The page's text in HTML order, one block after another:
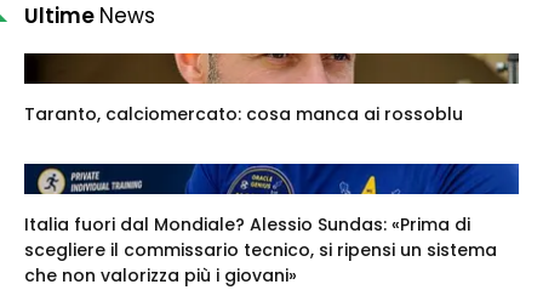
Ultime News
Taranto, calciomercato: cosa manca ai rossoblu
Italia fuori dal Mondiale? Alessio Sundas: «Prima di
scegliere il commissario tecnico, si ripensi un sistema
che non valorizza più i giovani»